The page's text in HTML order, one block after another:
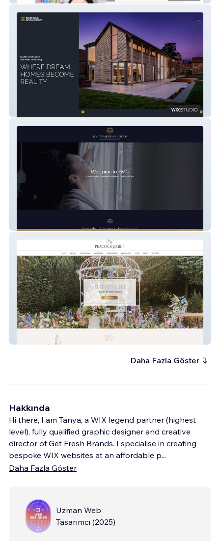
Silver Birch Developments
Peacock And Gilt
Daha Fazla Göster
Hakkında
Hi there, I am Tanya, a WIX legend partner (highest
level), fully qualified graphic designer and creative
director of Get Fresh Brands. I specialise in creating
bespoke WIX websites at an affordable p...
Daha Fazla Göster
Uzman Web
Tasarımcı (2025)